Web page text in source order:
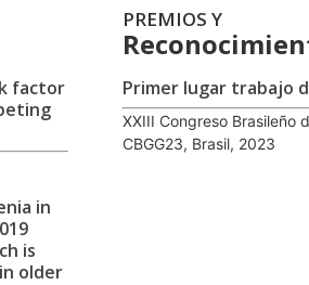
factor
in
is
older
PREMIOS Y
Primer lugar trabajo
XXIII Congreso Brasileño
CBGG23, Brasil, 2023